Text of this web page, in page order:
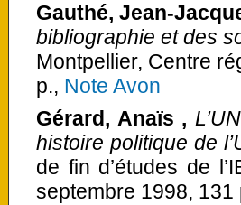
Gauthé, Jean-
bibliographie et des
Montpellier, Centre
p., Note Avon
Gérard, Anaïs ,
histoire politique de
de fin d’études de
septembre 1998, 131